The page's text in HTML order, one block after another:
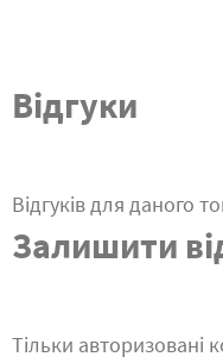
Відгуки
Відгуків для даного
Залишити
Тільки авторизовані